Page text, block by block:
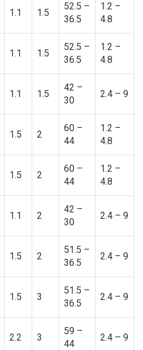
1.1 1.5
52.5 –
36.5
1.2 –
4.8
1.1 1.5
52.5 –
36.5
1.2 –
4.8
1.1 1.5
42 –
30
2.4 – 9
1.5 2
60 –
44
1.2 –
4.8
1.5 2
60 –
44
1.2 –
4.8
1.1 2
42 –
30
2.4 – 9
1.5 2
51.5 –
36.5
2.4 – 9
1.5 3
51.5 –
36.5
2.4 – 9
2.2 3
59 –
44
2.4 – 9